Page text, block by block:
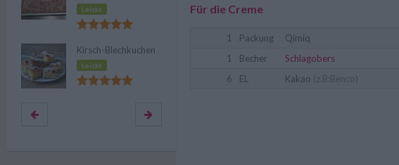
Für die Creme
1 Packung
Qimiq
1
Becher
Schlagobers
6
EL Kakao (z.B:Benco)
Leicht
Kirsch-Blechkuchen
Leicht